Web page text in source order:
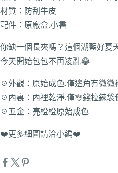
材質：防刮牛皮
配件：原廠盒.小書
你缺一個長夾嗎？這個湖藍好夏
今天開始包包不再凌亂😂
☉外觀：原始成色.僅邊角有微微
☉內裏：內裡乾淨.僅零錢拉鍊袋
☉五金：亮橙橙原始成色
❤️更多細圖請洽小編❤️